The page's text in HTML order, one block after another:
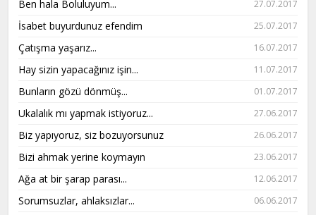
Ben hala Boluluyum... 27.07.2017
İsabet buyurdunuz efendim 25.07.2017
Çatışma yaşarız... 16.07.2017
Hay sizin yapacağınız işin... 11.07.2017
Bunların gözü dönmüş... 01.07.2017
Ukalalık mı yapmak istiyoruz... 27.06.2017
Biz yapıyoruz, siz bozuyorsunuz 26.06.2017
Bizi ahmak yerine koymayın 23.06.2017
Ağa at bir şarap parası... 12.06.2017
Sorumsuzlar, ahlaksızlar... 06.06.2017